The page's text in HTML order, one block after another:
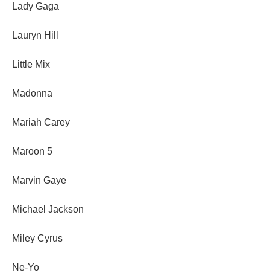
Lady Gaga
Lauryn Hill
Little Mix
Madonna
Mariah Carey
Maroon 5
Marvin Gaye
Michael Jackson
Miley Cyrus
Ne-Yo